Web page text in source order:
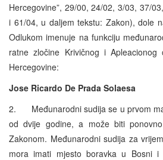
Hercegovine”, 29/00, 24/02, 3/03, 37/
i 61/04, u daljem tekstu: Zakon), dole
Odlukom imenuje na funkciju
ratne zločine Krivičnog i
Hercegovine:
Jose Ricardo De Prada Solaesa
2. Međunarodni sudija se u prvom
od dvije godine, a može biti
Zakonom. Međunarodni sudija za
mora imati mjesto boravka u Bosni